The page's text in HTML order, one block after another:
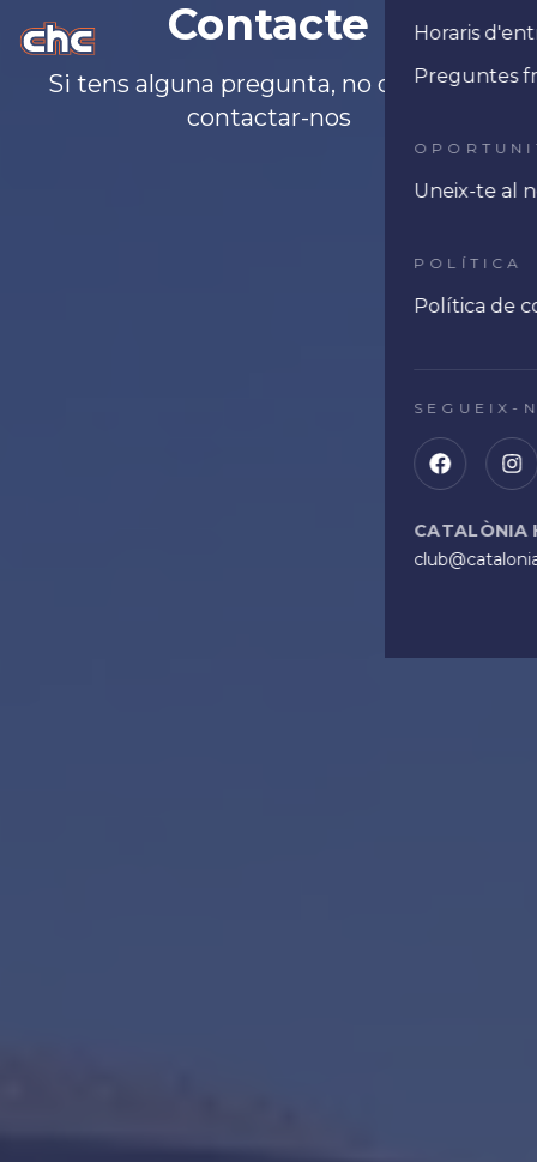
Horaris
Preguntes
Uneix-te al
POLÍTICA
Política de
SEGUEIX-
CATALÒNIA
Contacte
Si tens alguna pregunta, no dubtis en
contactar-nos